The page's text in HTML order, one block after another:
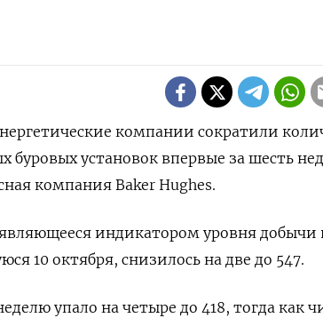
компании сократили
установок впервые за шесть
компания Baker Hughes.
индикатором уровня добычи
10 октября, снизилось на две до 547.
упало на четыре до 418, тогда как